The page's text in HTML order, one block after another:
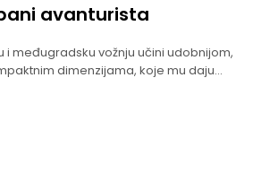
avanturista
i međugradsku vožnju učini udobnijom,
dimenzijama, koje mu daju...